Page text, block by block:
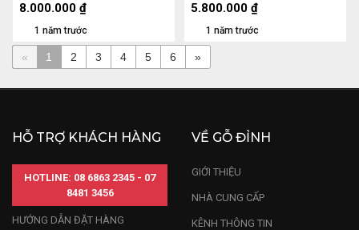
1 năm trước
8.000.000 ₫
1 năm trước
5.800.000 ₫
« 1 2 3 4 5 6 »
HỖ TRỢ KHÁCH HÀNG
HOTLINE: 08 6863 2345 - 07
8481 3456
HƯỚNG DẪN ĐẶT HÀNG
VỀ GỖ ĐỈNH
GIỚI THIỆU
NHÀ CUNG CẤP
KÊNH THÔNG TIN